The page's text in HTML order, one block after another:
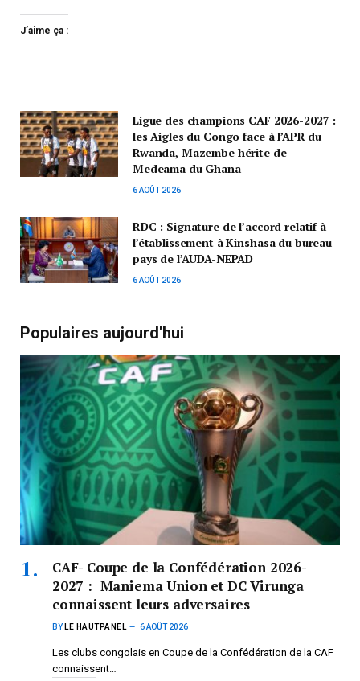
J’aime ça :
Ligue des champions CAF 2026-2027 :
les Aigles du Congo face à l’APR du
Rwanda, Mazembe hérite de
Medeama du Ghana
6 AOÛT 2026
RDC : Signature de l’accord relatif à
l’établissement à Kinshasa du bureau-
pays de l’AUDA-NEPAD
6 AOÛT 2026
Populaires aujourd'hui
CAF- Coupe de la Confédération 2026-
2027 : Maniema Union et DC Virunga
connaissent leurs adversaires
BY LE HAUTPANEL 6 AOÛT 2026
Les clubs congolais en Coupe de la Confédération de la CAF
connaissent…